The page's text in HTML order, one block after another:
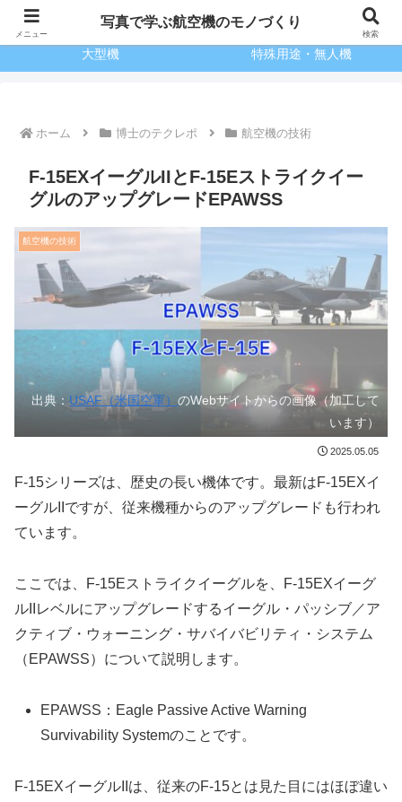
博士のテクレポ 小型機
大型機 特殊用途・無人機
ホーム 博士のテクレポ 航空機の技術
F-15EXイーグルIIとF-15Eストライクイー
グルのアップグレードEPAWSS
航空機の技術
出典： USAF（米国空軍）のWebサイトからの画像（加工して
います）
2025.05.05
F-15シリーズは、歴史の長い機体です。最新はF-15EXイ
ーグルIIですが、従来機種からのアップグレードも行われ
ています。
ここでは、F-15Eストライクイーグルを、F-15EXイーグ
ルIIレベルにアップグレードするイーグル・パッシブ／ア
クティブ・ウォーニング・サバイバビリティ・システム
（EPAWSS）について説明します。
EPAWSS：Eagle Passive Active Warning
Survivability Systemのことです。
F-15EXイーグルIIは、従来のF-15とは見た目にはほぼ違い
メニュー
写真で学ぶ航空機のモノづくり
検索